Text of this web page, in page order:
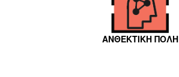
ΑΝΘΕΚΤΙΚΗ ΠΟΛΗ